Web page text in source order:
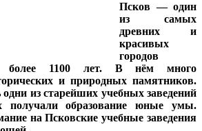
Псков — один
из самых
древних и
красивых
городов
более 1100 лет. В нём много
и природных памятников.
одни из старейших учебных заведений
получали образование юные умы.
на Псковские учебные заведения